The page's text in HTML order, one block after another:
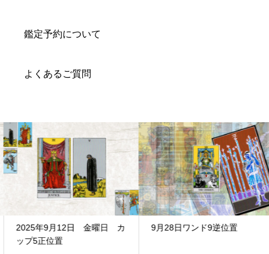
鑑定予約について
よくあるご質問
2025年9月12日 金曜日 カ
ップ5正位置
9月28日ワンド9逆位置